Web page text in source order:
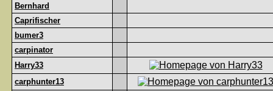
Bernhard
Caprifischer
bumer3
carpinator
Harry33
carphunter13